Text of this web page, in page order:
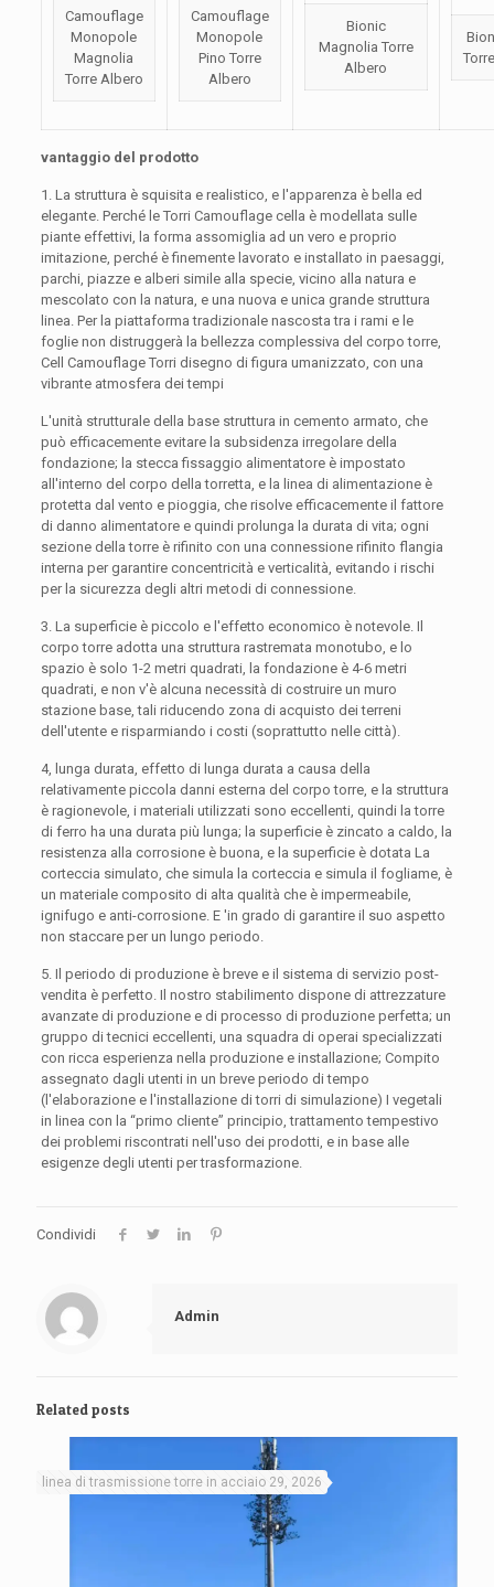
Camouflage
Monopole
Magnolia
Torre Albero
Camouflage
Monopole
Pino Torre
Albero
Bionic
Magnolia Torre
Albero
vantaggio del prodotto
1. La struttura è squisita e realistico, e l'apparenza è bella ed
elegante. Perché le Torri Camouflage cella è modellata sulle
piante effettivi, la forma assomiglia ad un vero e proprio
imitazione, perché è finemente lavorato e installato in paesaggi,
parchi, piazze e alberi simile alla specie, vicino alla natura e
mescolato con la natura, e una nuova e unica grande struttura
linea. Per la piattaforma tradizionale nascosta tra i rami e le
foglie non distruggerà la bellezza complessiva del corpo torre,
Cell Camouflage Torri disegno di figura umanizzato, con una
vibrante atmosfera dei tempi
L'unità strutturale della base struttura in cemento armato, che
può efficacemente evitare la subsidenza irregolare della
fondazione; la stecca fissaggio alimentatore è impostato
all'interno del corpo della torretta, e la linea di alimentazione è
protetta dal vento e pioggia, che risolve efficacemente il fattore
di danno alimentatore e quindi prolunga la durata di vita; ogni
sezione della torre è rifinito con una connessione rifinito flangia
interna per garantire concentricità e verticalità, evitando i rischi
per la sicurezza degli altri metodi di connessione.
3. La superficie è piccolo e l'effetto economico è notevole. Il
corpo torre adotta una struttura rastremata monotubo, e lo
spazio è solo 1-2 metri quadrati, la fondazione è 4-6 metri
quadrati, e non v'è alcuna necessità di costruire un muro
stazione base, tali riducendo zona di acquisto dei terreni
dell'utente e risparmiando i costi (soprattutto nelle città).
4, lunga durata, effetto di lunga durata a causa della
relativamente piccola danni esterna del corpo torre, e la struttura
è ragionevole, i materiali utilizzati sono eccellenti, quindi la torre
di ferro ha una durata più lunga; la superficie è zincato a caldo, la
resistenza alla corrosione è buona, e la superficie è dotata La
corteccia simulato, che simula la corteccia e simula il fogliame, è
un materiale composito di alta qualità che è impermeabile,
ignifugo e anti-corrosione. E 'in grado di garantire il suo aspetto
non staccare per un lungo periodo.
5. Il periodo di produzione è breve e il sistema di servizio post-
vendita è perfetto. Il nostro stabilimento dispone di attrezzature
avanzate di produzione e di processo di produzione perfetta; un
gruppo di tecnici eccellenti, una squadra di operai specializzati
con ricca esperienza nella produzione e installazione; Compito
assegnato dagli utenti in un breve periodo di tempo
(l'elaborazione e l'installazione di torri di simulazione) I vegetali
in linea con la “primo cliente” principio, trattamento tempestivo
dei problemi riscontrati nell'uso dei prodotti, e in base alle
esigenze degli utenti per trasformazione.
Condividi
Admin
Related posts
linea di trasmissione torre in acciaio 29, 2026